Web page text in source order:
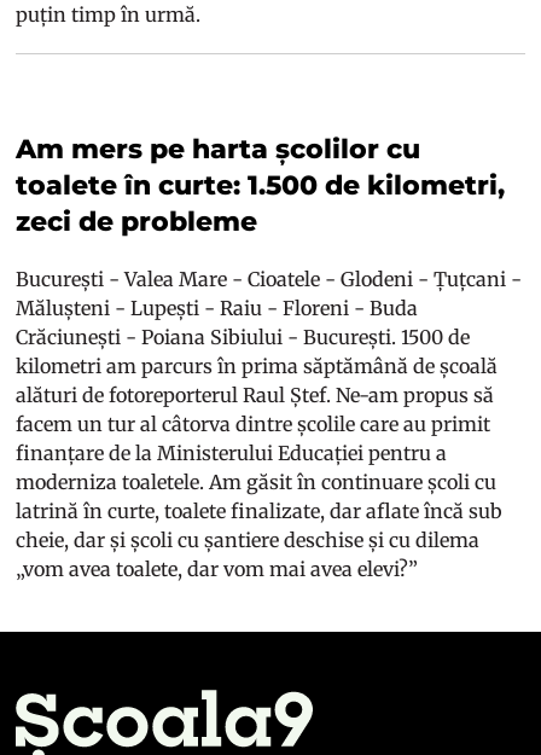
puțin timp în urmă.
Am mers pe harta școlilor cu
toalete în curte: 1.500 de kilometri,
zeci de probleme
București - Valea Mare - Cioatele - Glodeni - Țuțcani -
Mălușteni - Lupești - Raiu - Floreni - Buda
Crăciunești - Poiana Sibiului - București. 1500 de
kilometri am parcurs în prima săptămână de școală
alături de fotoreporterul Raul Ștef. Ne-am propus să
facem un tur al câtorva dintre școlile care au primit
finanțare de la Ministerului Educației pentru a
moderniza toaletele. Am găsit în continuare școli cu
latrină în curte, toalete finalizate, dar aflate încă sub
cheie, dar și școli cu șantiere deschise și cu dilema
„vom avea toalete, dar vom mai avea elevi?”